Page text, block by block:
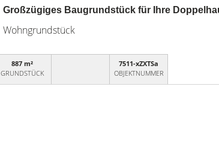
Großzügiges Baugrundstück für Ihre
Wohngrundstück
887 m²
GRUNDSTÜCK
7511-xZXTSa
OBJEKTNUMMER